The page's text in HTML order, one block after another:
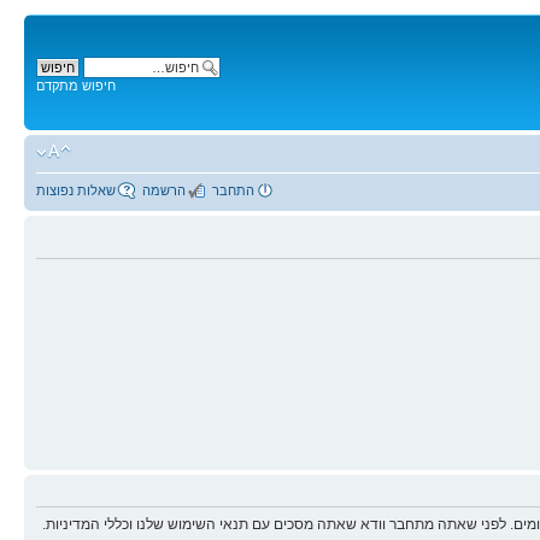
חיפוש מתקדם
שאלות נפוצות הרשמה התחבר
לפני שאתה מתחבר וודא שאתה מסכים עם תנאי השימוש שלנו וכללי המדיניות.